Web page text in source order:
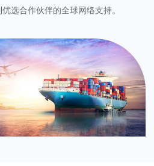
选合作伙伴的全球网络支持。